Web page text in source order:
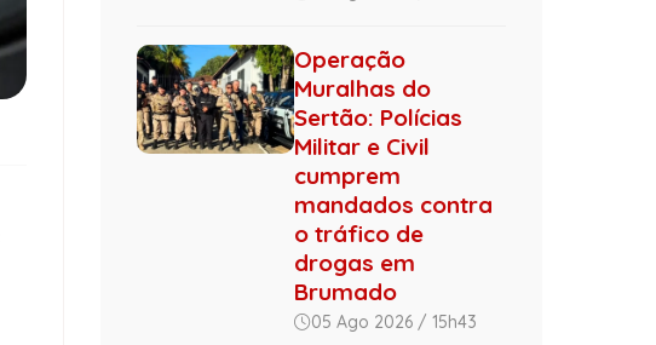
Operação
Muralhas do
Sertão: Polícias
Militar e Civil
cumprem
mandados contra
o tráfico de
drogas em
Brumado
05 Ago 2026 / 15h43